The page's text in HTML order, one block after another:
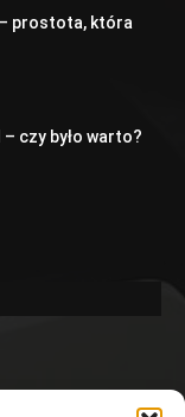
prostota, która
czy było warto?